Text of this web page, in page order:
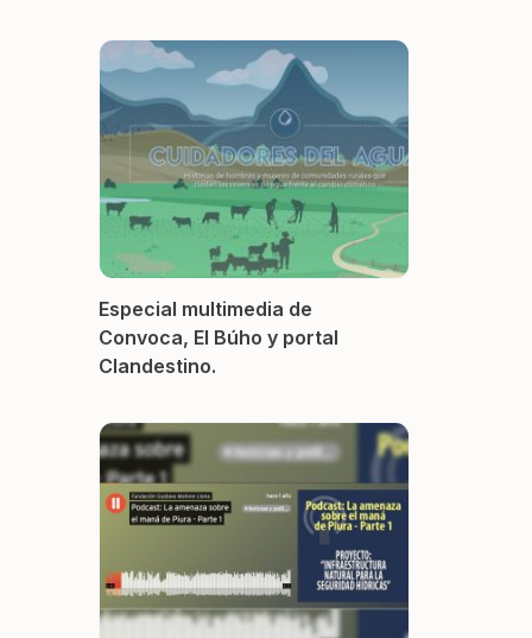
Especial multimedia de
Convoca, El Búho y portal
Clandestino.